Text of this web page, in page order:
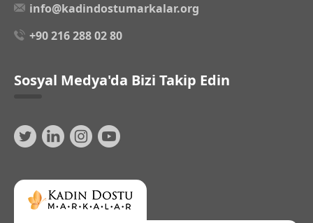
info@kadindostumarkalar.org
+90 216 288 02 80
Sosyal Medya'da Bizi Takip Edin